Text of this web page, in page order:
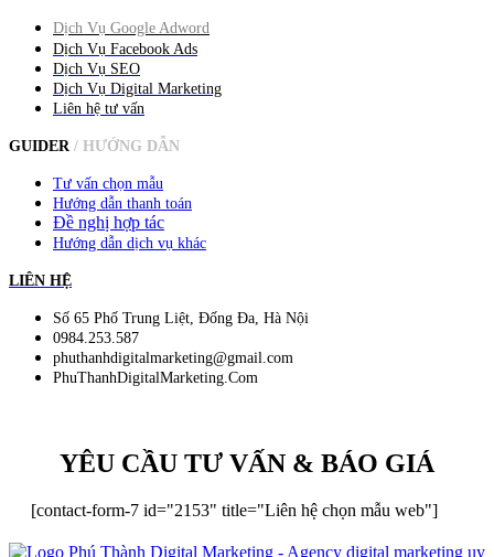
Dịch Vụ Google Adword
Dịch Vụ Facebook Ads
Dịch Vụ SEO
Dịch Vụ Digital Marketing
Liên hệ tư vấn
GUIDER / HƯỚNG DẪN
Tư vấn chọn mẫu
Hướng dẫn thanh toán
Đề nghị hợp tác
Hướng dẫn dịch vụ khác
LIÊN HỆ
Số 65 Phố Trung Liệt, Đống Đa, Hà Nội
0984.253.587
phuthanhdigitalmarketing@gmail.com
PhuThanhDigitalMarketing.Com
YÊU CẦU TƯ VẤN & BÁO GIÁ
[contact-form-7 id="2153" title="Liên hệ chọn mẫu web"]